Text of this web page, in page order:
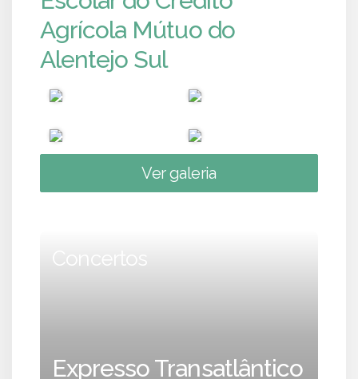
Agrícola Mútuo do
Alentejo Sul
Ver galeria
Concertos
Expresso Transatlântico